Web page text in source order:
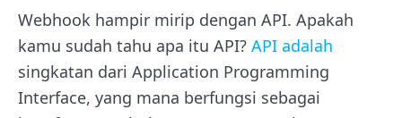
Webhook hampir mirip dengan API. Apakah
kamu sudah tahu apa itu API? API adalah
singkatan dari Application Programming
Interface, yang mana berfungsi sebagai